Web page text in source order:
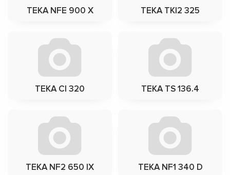
TEKA NFE 900 X TEKA TKI2 325
TEKA CI 320 TEKA TS 136.4
TEKA NF2 650 IX TEKA NF1 340 D